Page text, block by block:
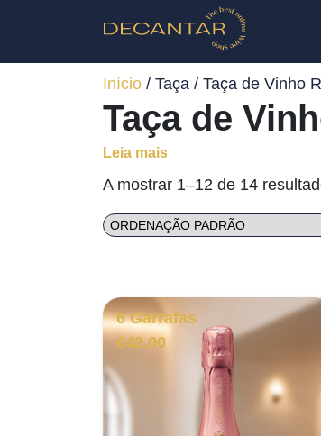
Início / Taça / Taça de Vinho
Taça de
Leia mais
A mostrar 1–12 de 14
6 Garrafas
€42.00